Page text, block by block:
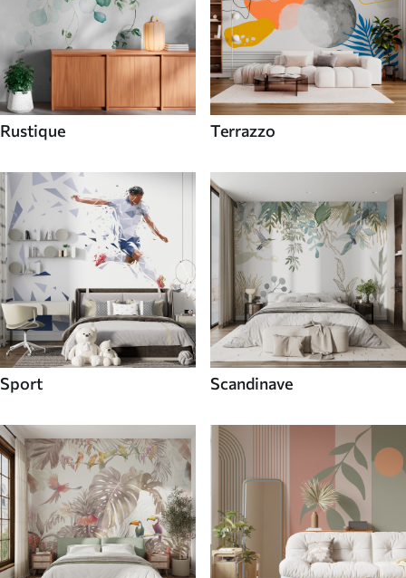
Rustique Terrazzo
Sport Scandinave